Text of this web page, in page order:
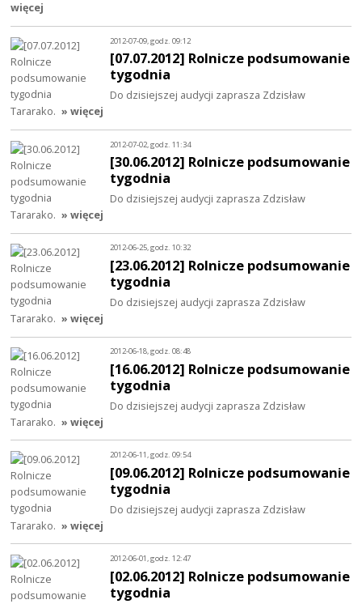
więcej
2012-07-09, godz. 09:12
[07.07.2012] Rolnicze podsumowanie
tygodnia
Do dzisiejszej audycji zaprasza Zdzisław
Tararako. » więcej
2012-07-02, godz. 11:34
[30.06.2012] Rolnicze podsumowanie
tygodnia
Do dzisiejszej audycji zaprasza Zdzisław
Tararako. » więcej
2012-06-25, godz. 10:32
[23.06.2012] Rolnicze podsumowanie
tygodnia
Do dzisiejszej audycji zaprasza Zdzisław
Tararako. » więcej
2012-06-18, godz. 08:48
[16.06.2012] Rolnicze podsumowanie
tygodnia
Do dzisiejszej audycji zaprasza Zdzisław
Tararako. » więcej
2012-06-11, godz. 09:54
[09.06.2012] Rolnicze podsumowanie
tygodnia
Do dzisiejszej audycji zaprasza Zdzisław
Tararako. » więcej
2012-06-01, godz. 12:47
[02.06.2012] Rolnicze podsumowanie
tygodnia